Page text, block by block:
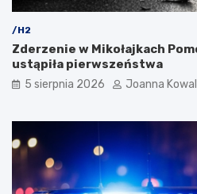
/H2
Zderzenie w Mikołajkach
ustąpiła pierwszeństwa
5 sierpnia 2026 Joanna